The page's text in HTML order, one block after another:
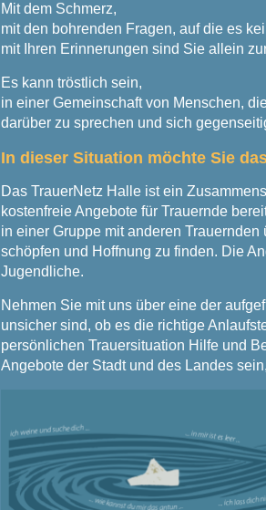
Mit dem Schmerz,
mit den bohrenden Fragen, auf die es
mit Ihren Erinnerungen sind Sie allein
Es kann tröstlich sein,
in einer Gemeinschaft von Menschen,
darüber zu sprechen und sich
In dieser Situation möchte Sie
Das TrauerNetz Halle ist ein
kostenfreie Angebote für Trauernde
in einer Gruppe mit anderen
schöpfen und Hoffnung zu finden. Die
Jugendliche.
Nehmen Sie mit uns über eine der
unsicher sind, ob es die richtige
persönlichen Trauersituation Hilfe und
Angebote der Stadt und des Landes